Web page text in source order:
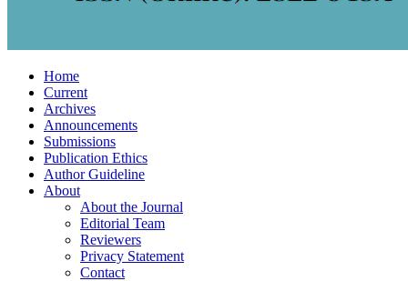
Home
Current
Archives
Announcements
Submissions
Publication Ethics
Author Guideline
About
About the Journal
Editorial Team
Reviewers
Privacy Statement
Contact